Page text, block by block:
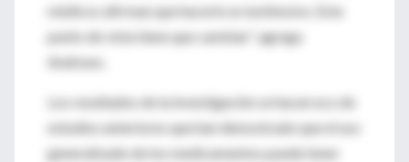
médicos afirman que hacerlo es inofensivo. Este
punto de vista tiene que cambiar”, agrega
Andrews.
Los resultados de la investigación se hacen eco de
estudios anteriores que han demostrado que el uso
generalizado de los medicamentos puede tener